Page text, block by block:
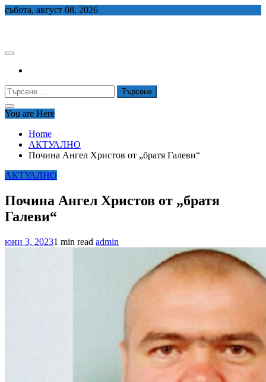
Skip
събота, август 08, 2026
Търсене
за:
You are Here
Home
АКТУАЛНО
Почина Ангел Христов от „братя Галеви“
АКТУАЛНО
Почина Ангел Христов от „братя
Галеви“
юни 3, 20231 min read admin